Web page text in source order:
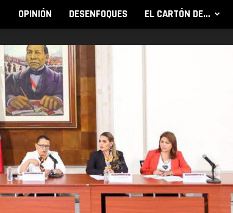
OPINIÓN DESENFOQUES EL CARTÓN DE…